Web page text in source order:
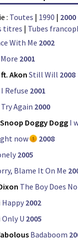
: Toutes | 1990 | 2000
titres | Tubes
With Me 2002
2001
AkonStill Will 2008
I Refuse 2001
Try Again 2000
Doggy DoggI
now
2008
2005
Blame It On Me
The Boy Does
Happy 2002
Only U 2005
Badaboom